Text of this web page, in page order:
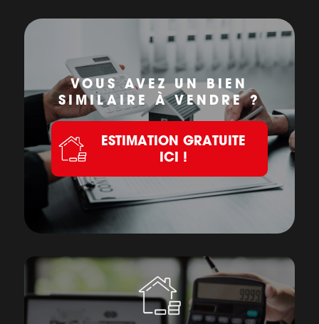
VOUS AVEZ UN BIEN
SIMILAIRE À VENDRE ?
ESTIMATION GRATUITE
ICI !